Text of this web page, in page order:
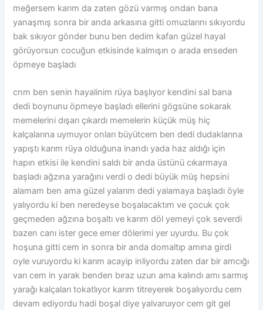
meğersem karım da zaten gözü varmış ondan bana
yanaşmış sonra bir anda arkasına gitti omuzlarını sıkıyordu
bak sıkıyor gönder bunu ben dedim kafan güzel hayal
görüyorsun cocuğun etkisinde kalmışın o arada enseden
öpmeye başladı
cnm ben senin hayalinim rüya başlıyor kendini sal bana
dedi boynunu öpmeye başladı ellerini gögsüne sokarak
memelerini dışarı çıkardı memelerin küçük müş hiç
kalçalarına uymuyor onları büyütcem ben dedi dudaklarına
yapıştı karım rüya olduğuna inandı yada haz aldığı için
hapın etkisi ile kendini saldı bir anda üstünü cıkarmaya
başladı ağzına yarağını verdi o dedi büyük müş hepsini
alamam ben ama güzel yalarım dedi yalamaya başladı öyle
yalıyordu ki ben neredeyse boşalacaktım ve çocuk çok
geçmeden ağzına boşaltı ve karım döl yemeyi çok severdi
bazen canı ister gece emer dölerimi yer uyurdu. Bu çok
hoşuna gitti cem in sonra bir anda domaltıp amına girdi
oyle vuruyordu ki karım acayip inliyordu zaten dar bir amcığı
varı cem in yarak benden bıraz uzun ama kalındı amı sarmış
yarağı kalçaları tokatlıyor karım titreyerek boşalıyordu cem
devam ediyordu hadi boşal diye yalvaruıyor cem git gel